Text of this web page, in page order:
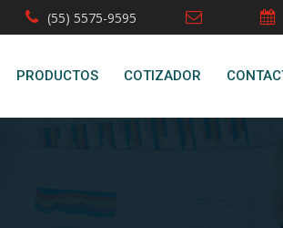
(55) 5575-9595
PRODUCTOS COTIZADOR